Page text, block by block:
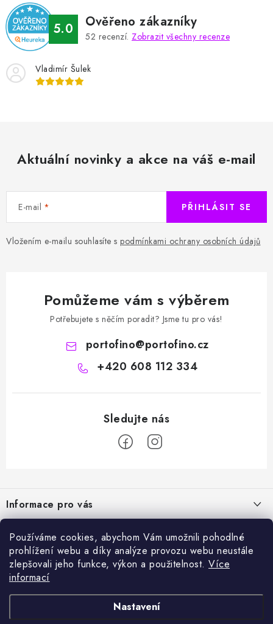
Používáme cookies, abychom Vám umožnili pohodlné
prohlížení webu a díky analýze provozu webu neustále
zlepšovali jeho funkce, výkon a použitelnost. Více
informací
Nastavení
5.0 Ověřeno zákazníky
52 recenzí. Zobrazit všechny recenze
Vladimír Šulek
Aktuální novinky a akce na váš e-mail
E-mail
Vložením e-mailu souhlasíte s podmínkami ochrany osobních údajů
PŘIHLÁSIT SE
Pomůžeme vám s výběrem
Potřebujete s něčím poradit? Jsme tu pro vás!
portofino@portofino.cz
+420 608 112 334
p
a
Informace pro vás
Jak nakupovat
O nás
Kontakty
Obchodní podmínky
Sortiment
Chemie a péče o vozidla
Příslušenství a ND k automyčkám
Nejprodávanější
Přijímáme online platby